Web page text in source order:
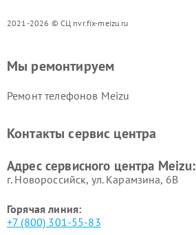
2021-2026 © СЦ nvr.fix-meizu.ru
Мы ремонтируем
Ремонт телефонов Meizu
Контакты сервис центра
Адрес сервисного центра Meizu:
г. Новороссийск, ул. Карамзина, 6В
Горячая линия:
+7 (800) 301-55-83